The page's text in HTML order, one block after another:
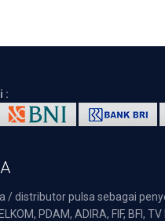
:
/ distributor pulsa sebagai
PDAM, ADIRA, FIF,